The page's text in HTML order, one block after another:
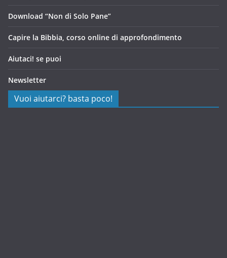
Download “Non di Solo Pane”
Capire la Bibbia, corso online di approfondimento
Aiutaci! se puoi
Newsletter
Vuoi aiutarci? basta poco!